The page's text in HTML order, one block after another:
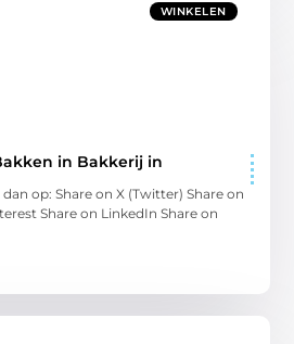
WINKELEN
in Bakkerij in
op: Share on X (Twitter) Share on
Share on LinkedIn Share on